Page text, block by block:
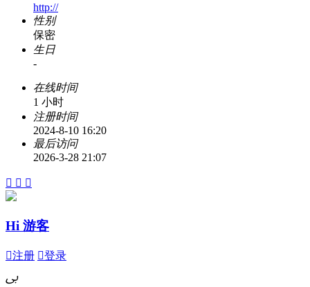
http://
性别
保密
生日
-
在线时间
1 小时
注册时间
2024-8-10 16:20
最后访问
2026-3-28 21:07
  
Hi 游客
注册 登录
ﰉ